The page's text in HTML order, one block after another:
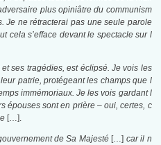
plus opiniâtre du communism
Je ne rétracterai pas une seule parole
cela s’efface devant le spectacle sur l
ses tragédies, est éclipsé. Je vois les
patrie, protégeant les champs que l
immémoriaux. Je les vois gardant l
épouses sont en prière – oui, certes, c
[…].
de Sa Majesté […] car il n